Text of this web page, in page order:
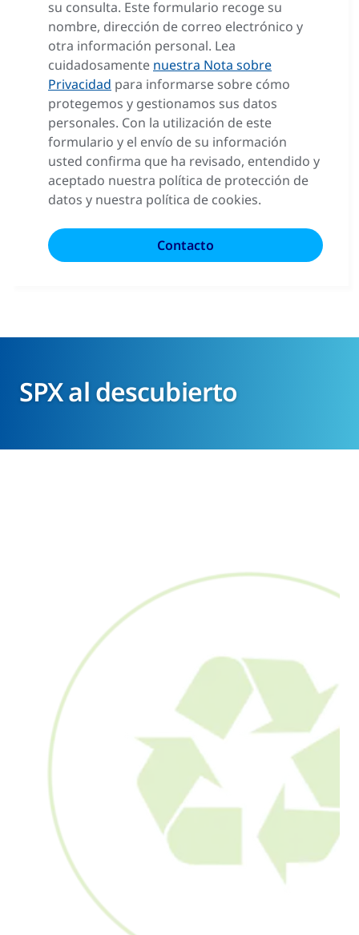
su consulta. Este formulario recoge su
nombre, dirección de correo electrónico y
otra información personal. Lea
cuidadosamente nuestra Nota sobre
Privacidad para informarse sobre cómo
protegemos y gestionamos sus datos
personales. Con la utilización de este
formulario y el envío de su información
usted confirma que ha revisado, entendido y
aceptado nuestra política de protección de
datos y nuestra política de cookies.
SPX al descubierto